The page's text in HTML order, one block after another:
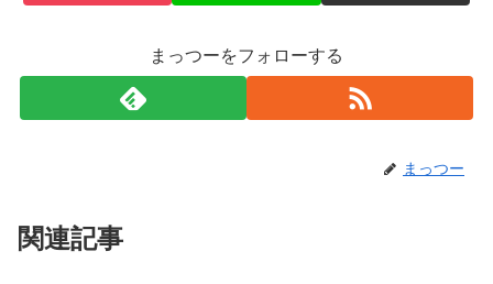
まっつーをフォローする
まっつー
関連記事